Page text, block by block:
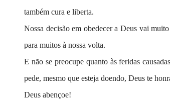
também cura e liberta.
Nossa decisão em obedecer a Deus vai
para muitos à nossa volta.
E não se preocupe quanto às feridas
pede, mesmo que esteja doendo, Deus te
Deus abençoe!